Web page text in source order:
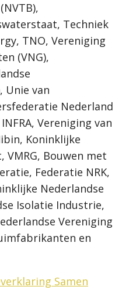
Techniek
TNO, Vereniging
(VNG),
Unie van
Nederland
Vereniging van
Koninklijke
VMRG, Bouwen met
Federatie NRK,
Nederlandse
Isolatie Industrie,
Vereniging
en
Samen